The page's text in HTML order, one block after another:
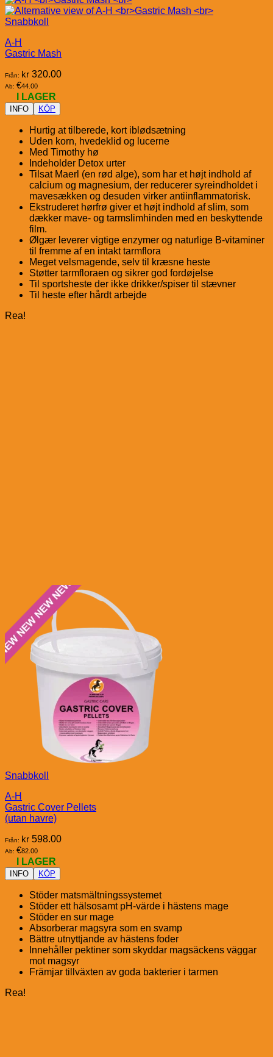
Snabbkoll
A-H
Gastric Mash
Från: kr 320.00
Ab: €44.00
I LAGER
INFO KÖP
Hurtig at tilberede, kort iblødsætning
Uden korn, hvedeklid og lucerne
Med Timothy hø
Indeholder Detox urter
Tilsat Maerl (en rød alge), som har et højt indhold af
calcium og magnesium, der reducerer syreindholdet i
mavesækken og desuden virker antiinflammatorisk.
Ekstruderet hørfrø giver et højt indhold af slim, som
dækker mave- og tarmslimhinden med en beskyttende
film.
Ølgær leverer vigtige enzymer og naturlige B-vitaminer
til fremme af en intakt tarmflora
Meget velsmagende, selv til kræsne heste
Støtter tarmfloraen og sikrer god fordøjelse
Til sportsheste der ikke drikker/spiser til stævner
Til heste efter hårdt arbejde
Rea!
Snabbkoll
A-H
Gastric Cover Pellets
(utan havre)
Från: kr 598.00
Ab: €82.00
I LAGER
INFO KÖP
Stöder matsmältningssystemet
Stöder ett hälsosamt pH-värde i hästens mage
Stöder en sur mage
Absorberar magsyra som en svamp
Bättre utnyttjande av hästens foder
Innehåller pektiner som skyddar magsäckens väggar
mot magsyr
Främjar tillväxten av goda bakterier i tarmen
Rea!